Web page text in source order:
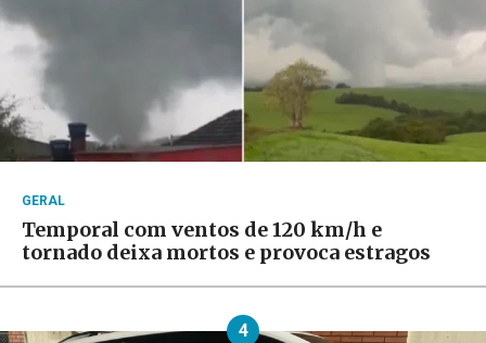
GERAL
Temporal com ventos de 120 km/h e
tornado deixa mortos e provoca estragos
4